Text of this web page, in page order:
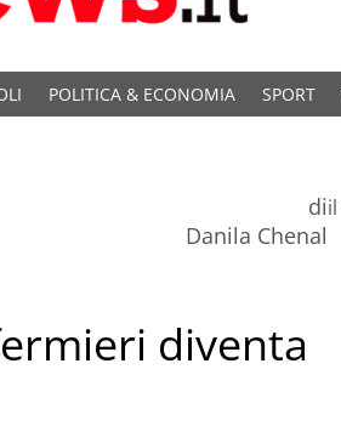
POLITICA & ECONOMIA SPORT
di
Danila Chenal
il
diventa